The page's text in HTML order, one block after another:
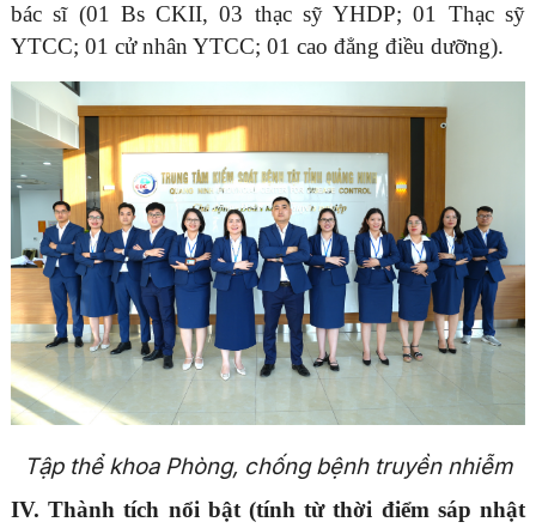
bác sĩ (01 Bs CKII, 03 thạc sỹ YHDP; 01 Thạc sỹ
YTCC; 01 cử nhân YTCC; 01 cao đẳng điều dưỡng).
Tập thể khoa Phòng, chống bệnh truyền nhiễm
IV. Thành tích nổi bật (tính từ thời điểm sáp nhật